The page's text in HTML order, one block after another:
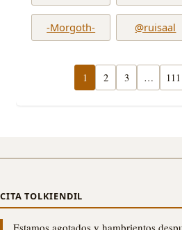
-Morgoth- @ruisaal
1 2 3 … 111
CITA TOLKIENDIL
Estamos agotados y hambrientos